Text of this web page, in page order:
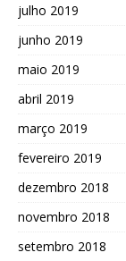
julho 2019
junho 2019
maio 2019
abril 2019
março 2019
fevereiro 2019
dezembro 2018
novembro 2018
setembro 2018